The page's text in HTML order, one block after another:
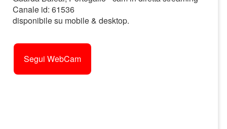
Canale id: 61536
disponibile su mobile & desktop.